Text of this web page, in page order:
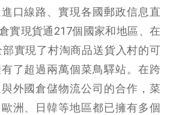
口線路、實現各國郵政信息直
實現貨通217個國家和地區、在
實現了村淘商品送貨入村的可
了超過兩萬個菜鳥驛站。在跨
外國倉儲物流公司的合作，菜
洲、日韓等地區都已擁有多個